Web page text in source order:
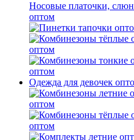
Носовые платочки,
оптом
оптом
оптом
Одежда для девочек
оптом
оптом